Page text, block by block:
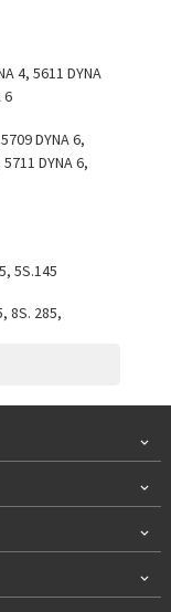
4, 5611 DYNA
6
DYNA 6,
DYNA 6,
5S.145
8S. 285,